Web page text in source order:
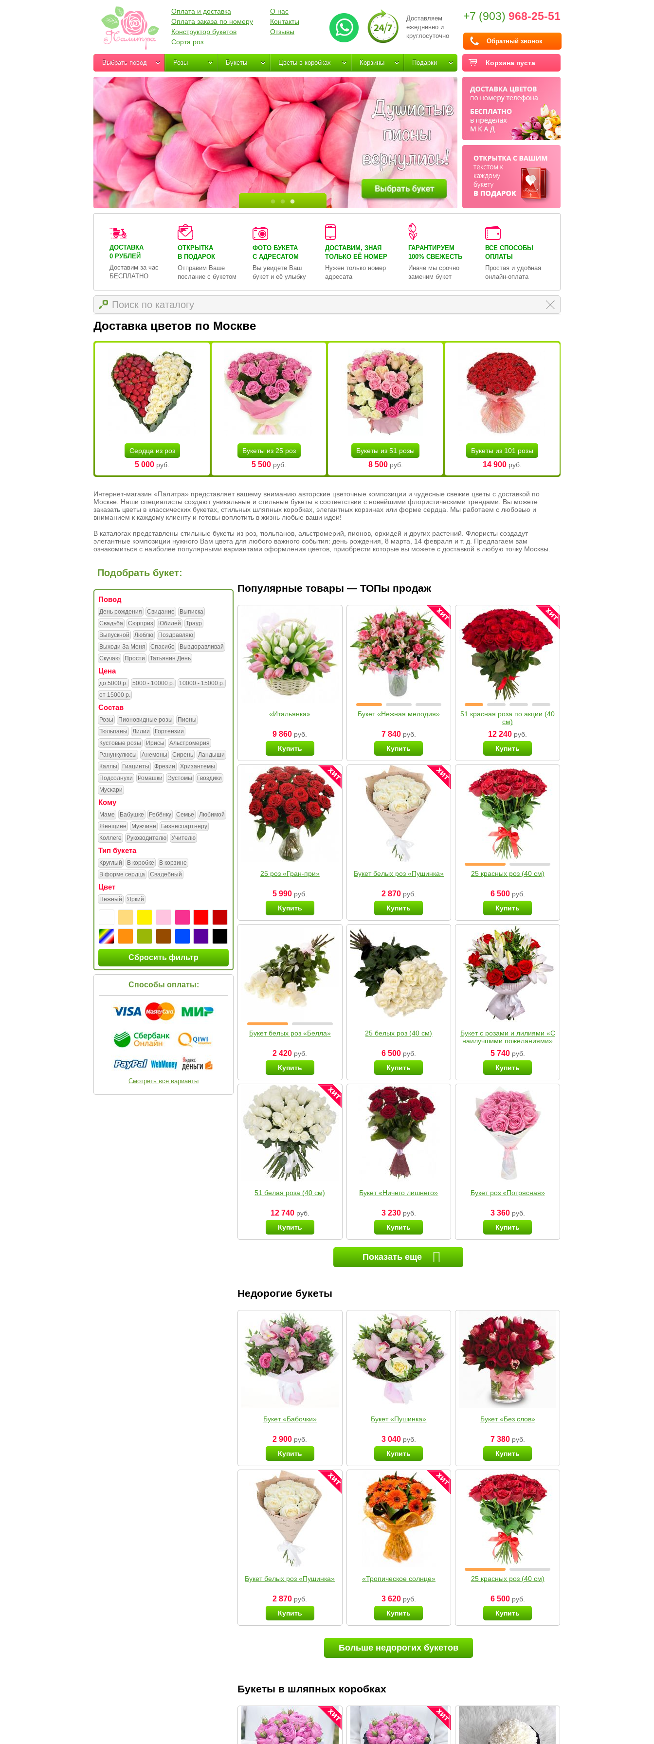
Доставляем
ежедневно и
круглосуточно
+7 (903) 968-25-51
Обратный звонок
Оплата и доставка
Оплата заказа по номеру
Конструктор букетов
Сорта роз
О нас
Контакты
Отзывы
Корзина пуста
Выбрать повод Розы Букеты Цветы в коробках Корзины Подарки
ДОСТАВКА
0 РУБЛЕЙ
Доставим за час
БЕСПЛАТНО
ОТКРЫТКА
В ПОДАРОК
Отправим Ваше
послание с букетом
ФОТО БУКЕТА
С АДРЕСАТОМ
Вы увидете Ваш
букет и её улыбку
ДОСТАВИМ, ЗНАЯ
ТОЛЬКО ЕЁ НОМЕР
Нужен только номер
адресата
ГАРАНТИРУЕМ
100% СВЕЖЕСТЬ
Иначе мы срочно
заменим букет
ВСЕ СПОСОБЫ
ОПЛАТЫ
Простая и удобная
онлайн-оплата
Доставка цветов по Москве
Сердца из роз
5 000 руб.
Букеты из 25 роз
5 500 руб.
Букеты из 51 розы
8 500руб.
Букеты из 101 розы
14 900руб.
Интернет-магазин «Палитра» представляет вашему вниманию авторские цветочные композиции и чудесные свежие цветы с доставкой по
Москве. Наши специалисты создают уникальные и стильные букеты в соответствии с новейшими флористическими трендами. Вы можете
заказать цветы в классических букетах, стильных шляпных коробках, элегантных корзинах или форме сердца. Мы работаем с любовью и
вниманием к каждому клиенту и готовы воплотить в жизнь любые ваши идеи!
В каталогах представлены стильные букеты из роз, тюльпанов, альстромерий, пионов, орхидей и других растений. Флористы создадут
элегантные композиции нужного Вам цвета для любого важного события: день рождения, 8 марта, 14 февраля и т. д. Предлагаем вам
ознакомиться с наиболее популярными вариантами оформления цветов, приобрести которые вы можете с доставкой в любую точку Москвы.
Подобрать букет:
Повод
День рождения Свидание
Выписка
Свадьба
Сюрприз Юбилей
Траур
Выпускной
Люблю
Поздравляю
Выходи За Меня
Спасибо
Выздоравливай
Скучаю
Прости Татьянин День
Цена
до 5000 р. 5000 - 10000 р.
10000 - 15000 р.
от 15000 р.
Состав
Розы Пионовидные розы
Пионы
Тюльпаны
Лилии
Гортензии
Кустовые розы
Ирисы
Альстромерия
Ранункулюсы
Анемоны Сирень
Ландыши
Каллы
Гиацинты Фрезии
Хризантемы
Подсолнухи
Ромашки Эустомы
Гвоздики
Мускари
Кому
Маме Бабушке Ребёнку Семье
Любимой
Женщине
Мужчине
Бизнеспартнеру
Коллеге
Руководителю Учителю
Тип букета
Круглый В коробке
В корзине
В форме сердца
Свадебный
Цвет
Нежный Яркий
Сбросить фильтр
Способы оплаты:
Смотреть все варианты
Популярные товары — ТОПы продаж
«Итальянка»
9 860 руб.
Купить
Букет «Нежная мелодия»
7 840руб.
Купить
51 красная роза по акции (40
см)
12 240 руб.
Купить
25 роз «Гран-при»
5 990 руб.
Купить
Букет белых роз «Пушинка»
2 870руб.
Купить
25 красных роз (40 см)
6 500руб.
Купить
Букет белых роз «Белла»
2 420 руб.
Купить
25 белых роз (40 см)
6 500руб.
Купить
Букет с розами и лилиями «С
наилучшими пожеланиями»
5 740руб.
Купить
51 белая роза (40 см)
12 740руб.
Купить
Букет «Ничего лишнего»
3 230руб.
Купить
Букет роз «Потрясная»
3 360руб.
Купить
Показать еще
Недорогие букеты
Букет «Бабочки»
2 900 руб.
Купить
Букет «Пушинка»
3 040руб.
Купить
Букет «Без слов»
7 380руб.
Купить
Букет белых роз «Пушинка»
2 870 руб.
Купить
«Тропическое солнце»
3 620руб.
Купить
25 красных роз (40 см)
6 500руб.
Купить
Больше недорогих букетов
Букеты в шляпных коробках